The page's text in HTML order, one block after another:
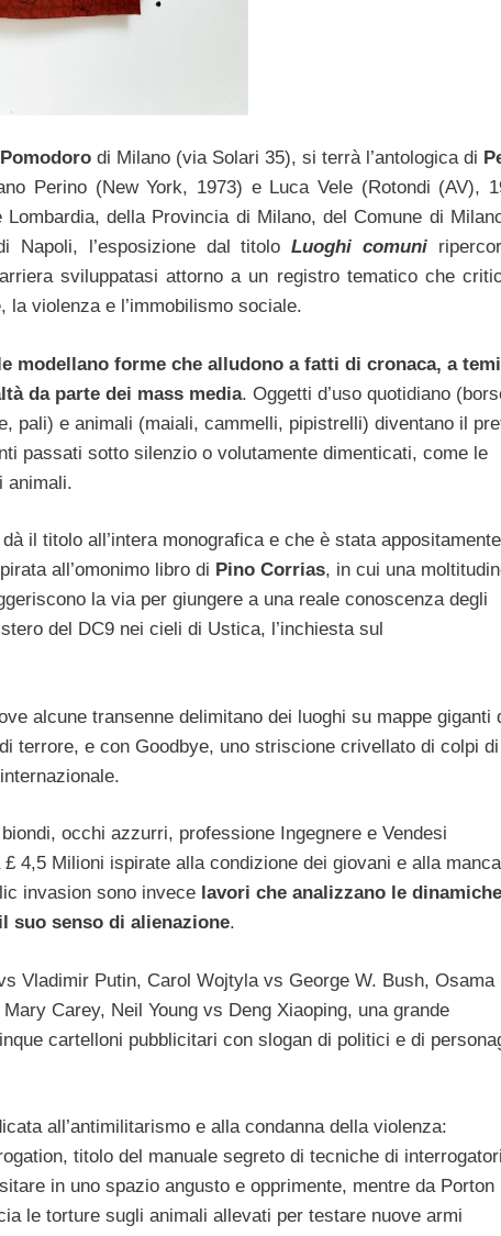
di Milano (via Solari 35), si terrà l’antologica di
Perino (New York, 1973) e Luca Vele (Rotondi (AV),
della Provincia di Milano, del Comune di
Napoli, l’esposizione dal titoloLuoghi comuni
sviluppatasi attorno a un registro tematico che
violenza e l’immobilismo sociale.
modellano forme che alludono a fatti di cronaca, a
da parte dei mass media. Oggetti d’uso quotidiano
pali) e animali (maiali, cammelli, pipistrelli) diventano il
passati sotto silenzio o volutamente dimenticati, come le
animali.
il titolo all’intera monografica e che è stata appositamente
all’omonimo libro di Pino Corrias, in cui una
la via per giungere a una reale conoscenza degli
del DC9 nei cieli di Ustica, l’inchiesta sul
alcune transenne delimitano dei luoghi su mappe giganti
terrore, e con Goodbye, uno striscione crivellato di colpi di
occhi azzurri, professione Ingegnere e Vendesi
4,5 Milioni ispirate alla condizione dei giovani e alla
invasion sono invece lavori che analizzano le dinamiche
suo senso di alienazione.
Vladimir Putin, Carol Wojtyla vs George W. Bush, Osama
Carey, Neil Young vs Deng Xiaoping, una grande
cartelloni pubblicitari con slogan di politici e di
all’antimilitarismo e alla condanna della violenza:
titolo del manuale segreto di tecniche di
in uno spazio angusto e opprimente, mentre da Porton
le torture sugli animali allevati per testare nuove armi